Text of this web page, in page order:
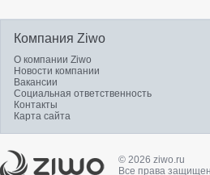
Компания Ziwo
О компании Ziwo
Новости компании
Вакансии
Социальная ответственность
Контакты
Карта сайта
© 2026 ziwo.ru
Все права